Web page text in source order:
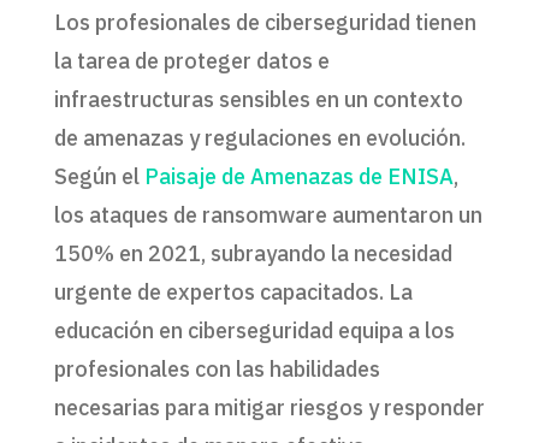
Los profesionales de ciberseguridad tienen
la tarea de proteger datos e
infraestructuras sensibles en un contexto
de amenazas y regulaciones en evolución.
Según el Paisaje de Amenazas de ENISA,
los ataques de ransomware aumentaron un
150% en 2021, subrayando la necesidad
urgente de expertos capacitados. La
educación en ciberseguridad equipa a los
profesionales con las habilidades
necesarias para mitigar riesgos y responder